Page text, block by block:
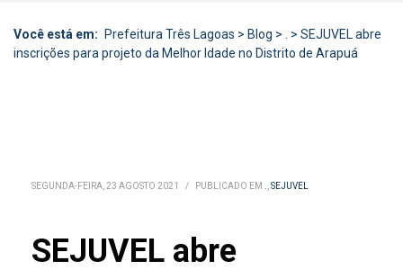
Você está em: Prefeitura Três Lagoas > Blog > . > SEJUVEL abre
inscrições para projeto da Melhor Idade no Distrito de Arapuá
SEGUNDA-FEIRA, 23 AGOSTO 2021 / PUBLICADO EM .,SEJUVEL
SEJUVEL abre